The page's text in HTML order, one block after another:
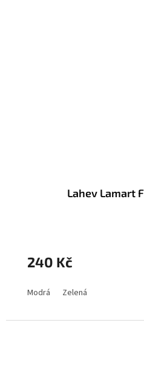
Lahev Lamart
240 Kč
Modrá Zelená